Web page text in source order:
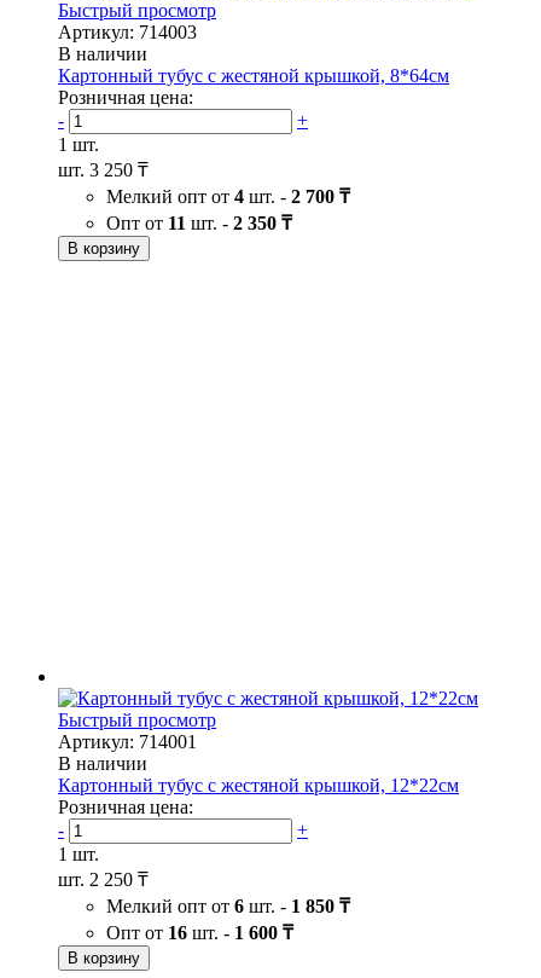
Быстрый просмотр
Артикул: 714003
В наличии
Картонный тубус с жестяной крышкой, 8*64см
Розничная цена:
-
+
1 шт.
шт. 3 250 ₸
Мелкий опт от 4 шт. - 2 700 ₸
Опт от 11 шт. - 2 350 ₸
В корзину
Быстрый просмотр
Артикул: 714001
В наличии
Картонный тубус с жестяной крышкой, 12*22см
Розничная цена:
-
+
1 шт.
шт. 2 250 ₸
Мелкий опт от 6 шт. - 1 850 ₸
Опт от 16 шт. - 1 600 ₸
В корзину